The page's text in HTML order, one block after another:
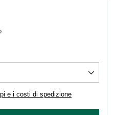
e i costi di spedizione